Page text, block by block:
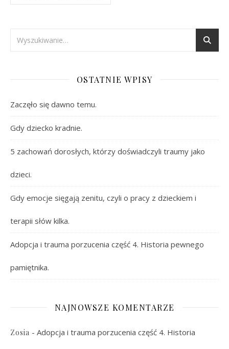
OSTATNIE WPISY
Zaczęło się dawno temu.
Gdy dziecko kradnie.
5 zachowań dorosłych, którzy doświadczyli traumy jako
dzieci.
Gdy emocje sięgają zenitu, czyli o pracy z dzieckiem i
terapii słów kilka.
Adopcja i trauma porzucenia część 4. Historia pewnego
pamiętnika.
NAJNOWSZE KOMENTARZE
Zosia - Adopcja i trauma porzucenia część 4. Historia